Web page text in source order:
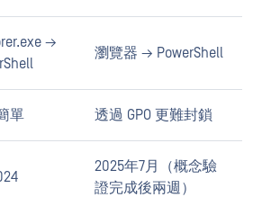
→
瀏覽器 → PowerShell
單 透過 GPO 更難封鎖
2025年7月（概念驗
證完成後兩週）